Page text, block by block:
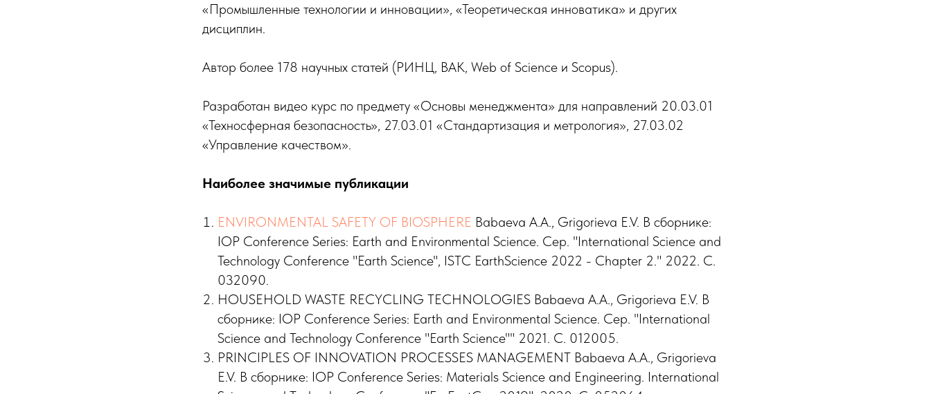
«Промышленные технологии и инновации», «Теоретическая инноватика» и других
дисциплин.
Автор более 178 научных статей (РИНЦ, ВАК, Web of Science и Scopus).
Разработан видео курс по предмету «Основы менеджмента» для направлений 20.03.01
«Техносферная безопасность», 27.03.01 «Стандартизация и метрология», 27.03.02
«Управление качеством».
Наиболее значимые публикации
ENVIRONMENTAL SAFETY OF BIOSPHERE Babaeva A.A., Grigorieva E.V. В сборнике:
IOP Conference Series: Earth and Environmental Science. Сер. "International Science and
Technology Conference "Earth Science", ISTC EarthScience 2022 - Chapter 2." 2022. С.
032090.
HOUSEHOLD WASTE RECYCLING TECHNOLOGIES Babaeva A.A., Grigorieva E.V. В
сборнике: IOP Conference Series: Earth and Environmental Science. Сер. "International
Science and Technology Conference "Earth Science"" 2021. С. 012005.
PRINCIPLES OF INNOVATION PROCESSES MANAGEMENT Babaeva A.A., Grigorieva
E.V. В сборнике: IOP Conference Series: Materials Science and Engineering. International